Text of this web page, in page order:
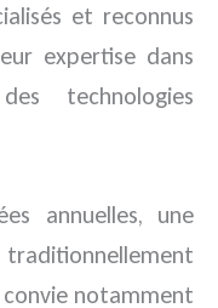
et reconnus
expertise dans
technologies
annuelles, une
convie notamment